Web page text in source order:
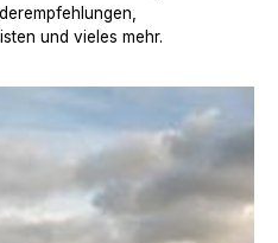
und vieles mehr.